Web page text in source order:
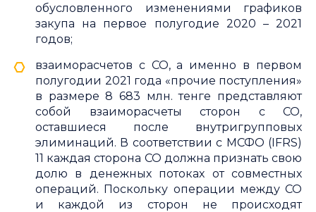
обусловленного изменениями графиков
закупа на первое полугодие 2020 – 2021
годов;
взаиморасчетов с СО, а именно в первом
полугодии 2021 года «прочие поступления»
в размере 8 683 млн. тенге представляют
собой взаиморасчеты сторон с СО,
оставшиеся после внутригрупповых
элиминаций. В соответствии с МСФО (IFRS)
11 каждая сторона СО должна признать свою
долю в денежных потоках от совместных
операций. Поскольку операции между СО
и каждой из сторон не происходят